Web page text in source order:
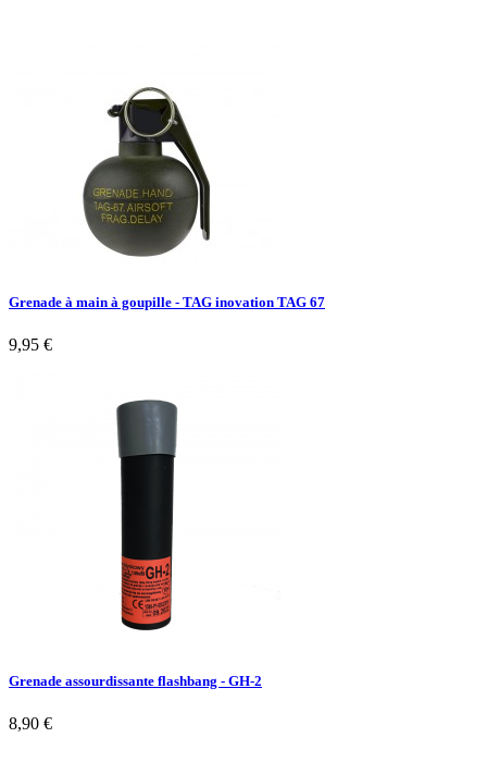
Grenade à main à goupille - TAG inovation TAG 67
9,95 €
Grenade assourdissante flashbang - GH-2
8,90 €